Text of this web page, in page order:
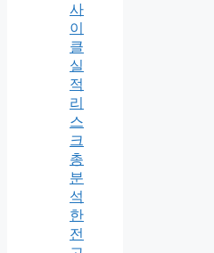
사
이
클
실
적
리
스
크
총
분
석
한
전